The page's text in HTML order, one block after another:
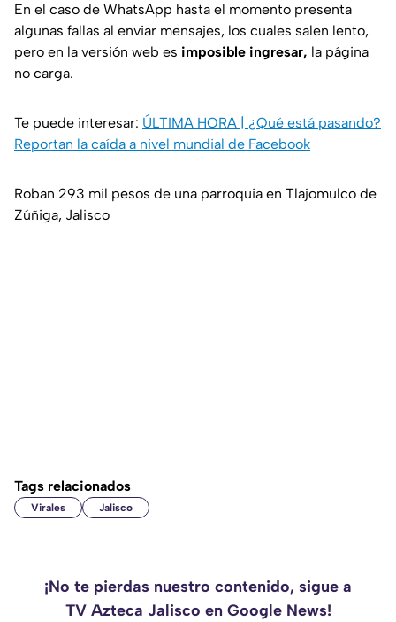
En el caso de WhatsApp hasta el momento presenta
algunas fallas al enviar mensajes, los cuales salen lento,
pero en la versión web es imposible ingresar, la página
no carga.
Te puede interesar: ÚLTIMA HORA | ¿Qué está pasando?
Reportan la caída a nivel mundial de Facebook
Roban 293 mil pesos de una parroquia en Tlajomulco de
Zúñiga, Jalisco
Tags relacionados
Virales Jalisco
¡No te pierdas nuestro contenido, sigue a
TV Azteca Jalisco en Google News!